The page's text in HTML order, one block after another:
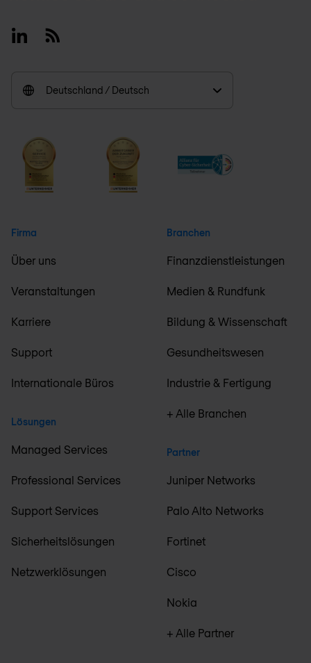
LinkedinRSS
Deutschland / Deutsch
Firma
Über uns
Veranstaltungen
Karriere
Support
Internationale Büros
Lösungen
Managed Services
Professional Services
Support Services
Sicherheitslösungen
Netzwerklösungen
Branchen
Finanzdienstleistungen
Medien & Rundfunk
Bildung & Wissenschaft
Gesundheitswesen
Industrie & Fertigung
+ Alle Branchen
Partner
Juniper Networks
Palo Alto Networks
Fortinet
Cisco
Nokia
+ Alle Partner